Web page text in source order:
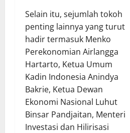
Selain itu, sejumlah tokoh
penting lainnya yang turut
hadir termasuk Menko
Perekonomian Airlangga
Hartarto, Ketua Umum
Kadin Indonesia Anindya
Bakrie, Ketua Dewan
Ekonomi Nasional Luhut
Binsar Pandjaitan, Menteri
Investasi dan Hilirisasi